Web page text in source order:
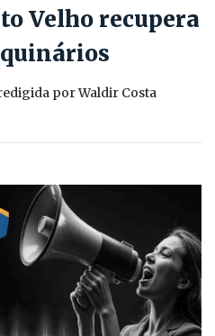
Velho recupera
por Waldir Costa